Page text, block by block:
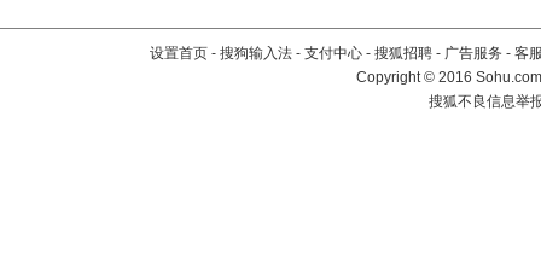
设置首页 - 搜狗输入法 - 支付中心 - 搜狐招聘 - 广告服务 - 客
Copyright©2016
搜狐不良信息举